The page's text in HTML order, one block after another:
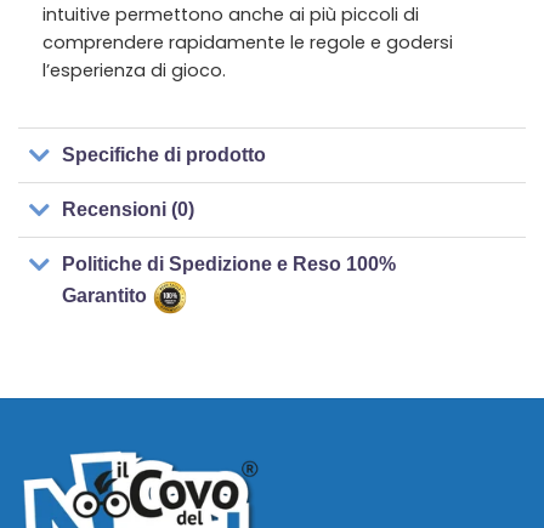
intuitive permettono anche ai più piccoli di
comprendere rapidamente le regole e godersi
l’esperienza di gioco.
Specifiche di prodotto
Recensioni (0)
Politiche di Spedizione e Reso 100%
Garantito